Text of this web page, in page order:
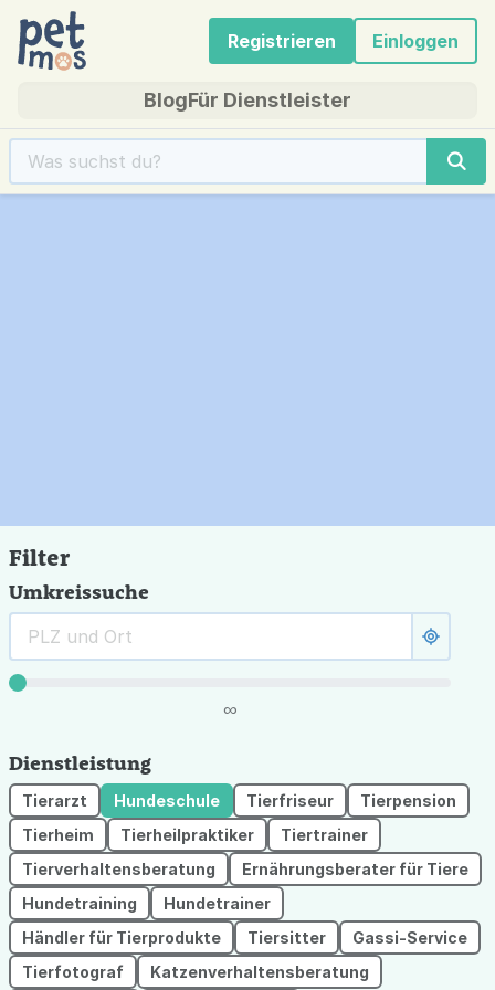
Registrieren Einloggen
BlogFür Dienstleister
Filter
Umkreissuche
∞
Dienstleistung
Tierarzt Hundeschule Tierfriseur
Tierpension
Tierheim
Tierheilpraktiker
Tiertrainer
Tierverhaltensberatung
Ernährungsberater für Tiere
Hundetraining
Hundetrainer
Händler für Tierprodukte
Tiersitter
Gassi-Service
Tierfotograf
Katzenverhaltensberatung